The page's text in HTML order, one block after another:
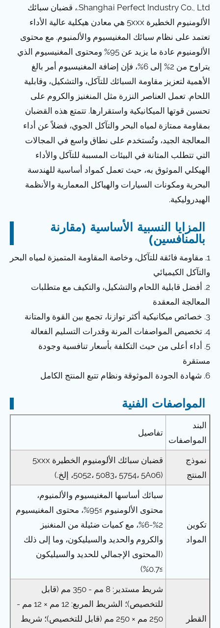
Shanghai Perfect Industry Co., Ltd.، قضبان سبائك
الألومنيوم الخطيرة 5xxx هي معادن هيكلية عالية الأداء
تعتمد على نظام سبائك المغنيسيوم والألمنيوم. مع محتوى
الألومنيوم عادة ما يزيد عن 95% ومحتوى المغنيسيوم الذي
يتراوح من 2% إلى 6%، فإن إضافة المغنيسيوم أمر بالغ
الأهمية لتعزيز مقاومة السبائك للتآكل، والتشكيل، وقابلية
اللحام. تعمل العناصر النزرة مثل المنغنيز والكروم على
تحسين قوتها الميكانيكية واستقرارها. تتمتع هذه القضبان
بمقاومة ممتازة لمياه البحر والتآكل الجوي، فضلاً عن أداء
المعالجة الجيد، وتُستخدم على نطاق واسع في المجالات
التي تتطلب المتانة في البيئات المسببة للتآكل والأداء
الهيكلي الموثوق به، حيث تعمل كمواد أساسية للهندسة
البحرية ومكونات السيارات والهياكل المعمارية والأنظمة
الهيدروليكية.
المزايا النسبية الأساسية (مقارنة
بالمنافسين)
1. مقاومة فائقة للتآكل، وخاصة المقاومة المتميزة لمياه البحر
والتآكل الكيميائي
2. أفضل قابلية اللحام والتشكيل، والتكيف مع متطلبات
المعالجة المعقدة
3. خصائص ميكانيكية أكثر توازنا، تجمع بين القوة والمتانة
4. تخصيص المواصفات المرنة وقدرات التسليم الفعالة
5. أداء أعلى من حيث التكلفة بأسعار تنافسية وجودة
مستقرة
6. شهادة الجودة الموثوقة ونظام تتبع المنتج الكامل
المواصفات الفنية
البند
المواصفات
تفاصيل
نموذج
المنتج
قضبان سبائك الألومنيوم الخطيرة 5xxx
(5052، 5083، 5754، 5A06، إلخ.)
تكوين
المواد
سبائك أساسها المغنيسيوم والألمنيوم،
محتوى الألومنيوم ≥95%، محتوى المغنيسيوم
2%-6%، مع كميات ضئيلة من المنغنيز
والكروم والحديد والسيليكون، وما إلى ذلك
(المحتوى الإجمالي للحديد والسيليكون
≥0.7%)
القطر
شريط مستدير: 8 مم - 350 مم (قابل
للتخصيص)؛ الشريط المربع: 12 مم × 12 مم -
250 مم × 250 مم (قابل للتخصيص)؛ شريط